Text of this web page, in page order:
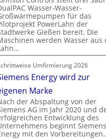
Wasser-Wasser-
für das
PowerLahn der
Gießen bereit. Die
werden Wasser aus
Umfirmierung 2026
Energy wird zur
Marke
der Abspaltung von der
AG im Jahr 2020 und
Entwicklung des
beginnt Siemens
mit den